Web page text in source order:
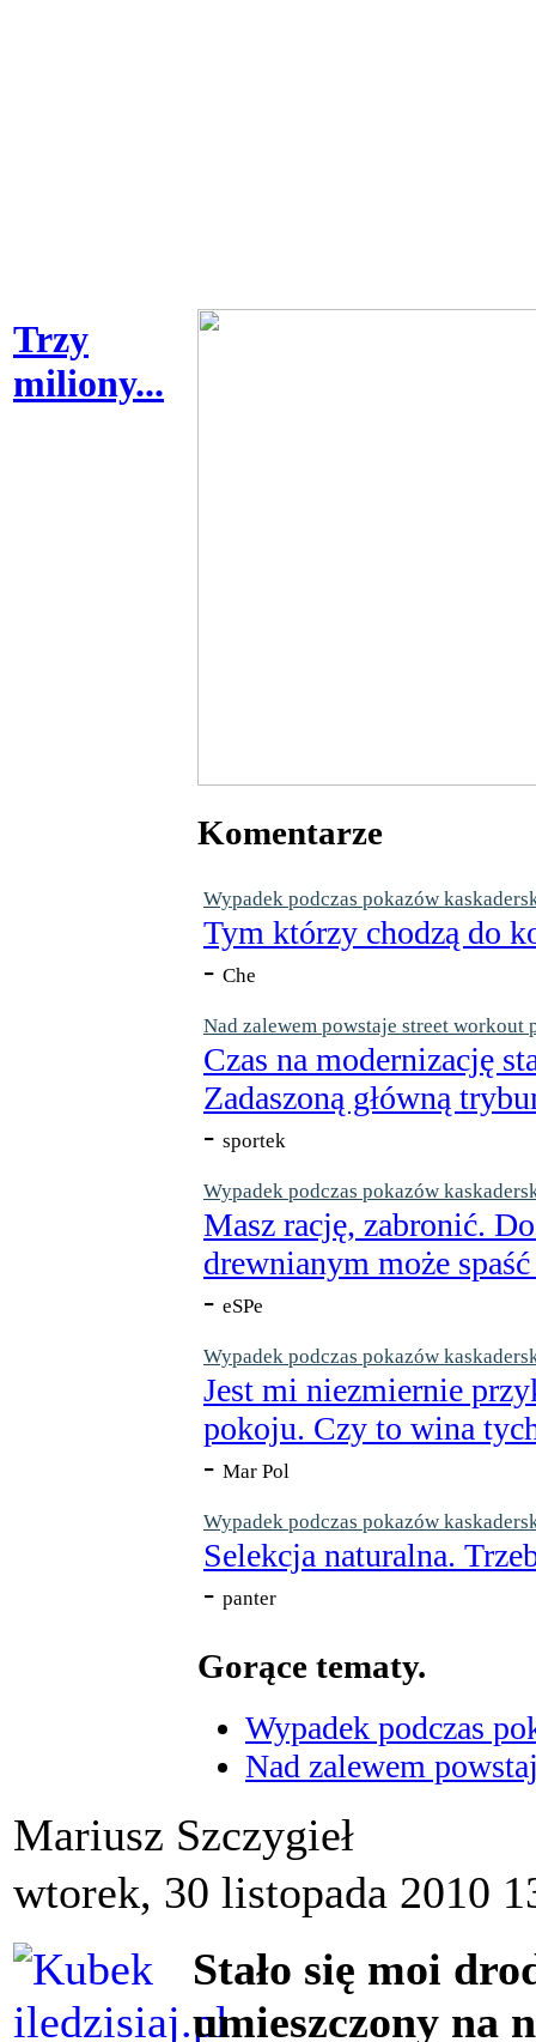
Komentarze
Wypadek podczas pokazów
Tym którzy chodzą do
- Che
Nad zalewem powstaje street workout
Czas na modernizację
Zadaszoną główną
- sportek
Wypadek podczas pokazów
Masz rację, zabronić.
drewnianym może
- eSPe
Wypadek podczas pokazów
Jest mi niezmiernie
pokoju. Czy to wina
- Mar Pol
Wypadek podczas pokazów
Selekcja naturalna.
- panter
Gorące tematy.
Wypadek podczas
Nad zalewem
Trzy
miliony...
Mariusz Szczygieł
wtorek, 30 listopada 2010
Stało się moi
umieszczony na